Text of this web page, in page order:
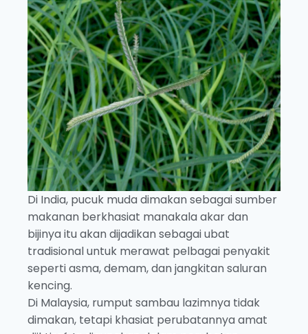
Di India, pucuk muda dimakan sebagai sumber
makanan berkhasiat manakala akar dan
bijinya itu akan dijadikan sebagai ubat
tradisional untuk merawat pelbagai penyakit
seperti asma, demam, dan jangkitan saluran
kencing.
Di Malaysia, rumput sambau lazimnya tidak
dimakan, tetapi khasiat perubatannya amat